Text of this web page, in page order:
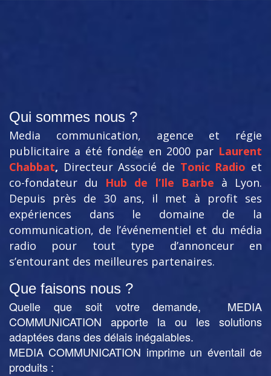
Qui sommes nous ?
Media communication, agence et régie
publicitaire a été fondée en 2000 par Laurent
Chabbat, Directeur Associé de Tonic Radio et
co-fondateur du Hub de l’Ile Barbe à Lyon.
Depuis près de 30 ans, il met à profit ses
expériences dans le domaine de la
communication, de l’événementiel et du média
radio pour tout type d’annonceur en
s’entourant des meilleures partenaires.
Que faisons nous ?
Quelle que soit votre demande, MEDIA
COMMUNICATION apporte la ou les solutions
adaptées dans des délais inégalables.
MEDIA COMMUNICATION imprime un éventail de
produits :